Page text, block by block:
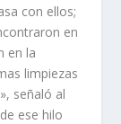
con ellos;
en
en la
limpiezas
señaló al
ese hilo